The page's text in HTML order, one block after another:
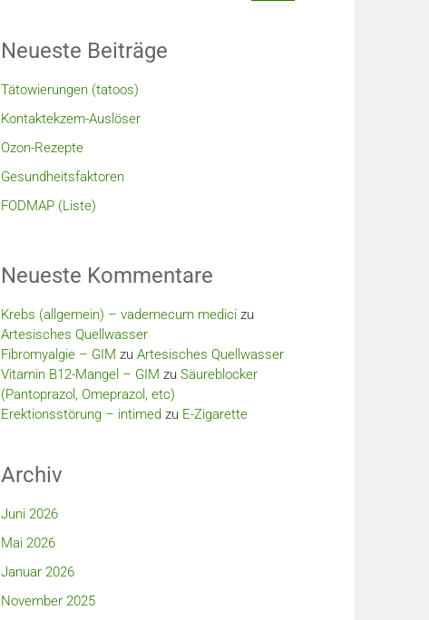
Neueste Beiträge
Tätowierungen (tatoos)
Kontaktekzem-Auslöser
Ozon-Rezepte
Gesundheitsfaktoren
FODMAP (Liste)
Neueste Kommentare
Krebs (allgemein) – vademecum medici zu
Artesisches Quellwasser
Fibromyalgie – GIM zu Artesisches Quellwasser
Vitamin B12-Mangel – GIM zu Säureblocker
(Pantoprazol, Omeprazol, etc)
Erektionsstörung – intimed zu E-Zigarette
Archiv
Juni 2026
Mai 2026
Januar 2026
November 2025